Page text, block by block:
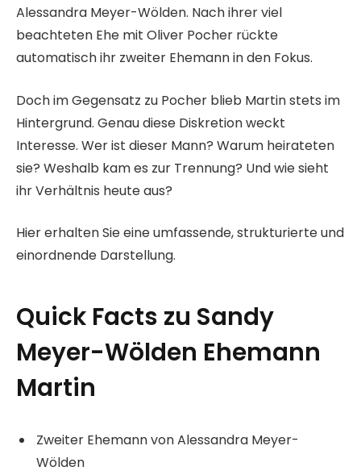
Alessandra Meyer-Wölden. Nach ihrer viel
beachteten Ehe mit Oliver Pocher rückte
automatisch ihr zweiter Ehemann in den Fokus.
Doch im Gegensatz zu Pocher blieb Martin stets im
Hintergrund. Genau diese Diskretion weckt
Interesse. Wer ist dieser Mann? Warum heirateten
sie? Weshalb kam es zur Trennung? Und wie sieht
ihr Verhältnis heute aus?
Hier erhalten Sie eine umfassende, strukturierte und
einordnende Darstellung.
Quick Facts zu Sandy
Meyer-Wölden Ehemann
Martin
Zweiter Ehemann von Alessandra Meyer-
Wölden